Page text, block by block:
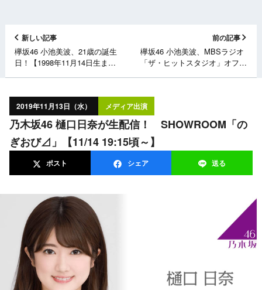
新しい記事
欅坂46 小池美波、21歳の誕生
日！【1998年11月14日生ま
前の記事
欅坂46 小池美波、MBSラジオ
「ザ・ヒットスタジオ」オフ
2019年11月13日（水） メディア出演
乃木坂46 樋口日奈が生配信！ SHOWROOM「の
ぎおび⊿」【11/14 19:15頃～】
ポスト シェア 送る